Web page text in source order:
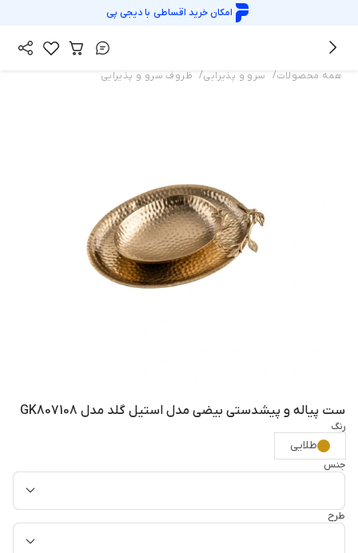
امکان خرید اقساطی بادیجی پی
همه محصولات/ سرو و پذیرایی/ ظروف سرو و پذیرایی
ست پیاله و پیشدستی بیضی مدل استیل گلد مدل GK807108
رنگ
طلایی
جنس
طرح